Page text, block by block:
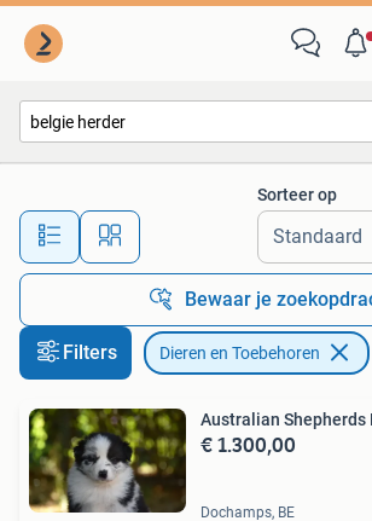
Alle afstanden…
Sorteer op
Bewaar je
Filters Dieren en Toebehoren
Australian Shepherds
€ 1.300,00
Dochamps, BE